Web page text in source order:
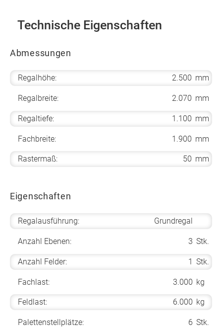
Technische Eigenschaften
Abmessungen
Regalhöhe: 2.500 mm
Regalbreite: 2.070 mm
Regaltiefe: 1.100 mm
Fachbreite: 1.900 mm
Rastermaß: 50 mm
Eigenschaften
Regalausführung: Grundregal
Anzahl Ebenen: 3 Stk.
Anzahl Felder: 1 Stk.
Fachlast: 3.000 kg
Feldlast: 6.000 kg
Palettenstellplätze: 6 Stk.